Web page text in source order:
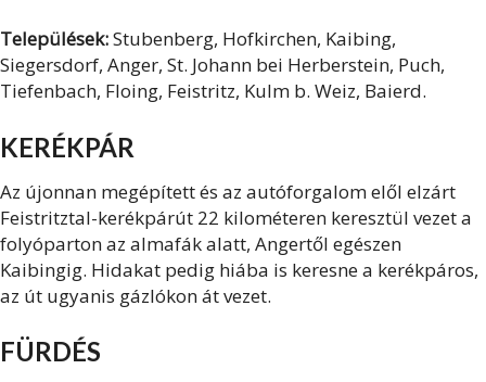
Települések:Stubenberg, Hofkirchen, Kaibing,
Siegersdorf, Anger, St. Johann bei Herberstein, Puch,
Tiefenbach, Floing, Feistritz, Kulm b. Weiz, Baierd.
KERÉKPÁR
Az újonnan megépített és az autóforgalom elől elzárt
Feistritztal-kerékpárút 22 kilométeren keresztül vezet a
folyóparton az almafák alatt, Angertől egészen
Kaibingig. Hidakat pedig hiába is keresne a kerékpáros,
az út ugyanis gázlókon át vezet.
FÜRDÉS